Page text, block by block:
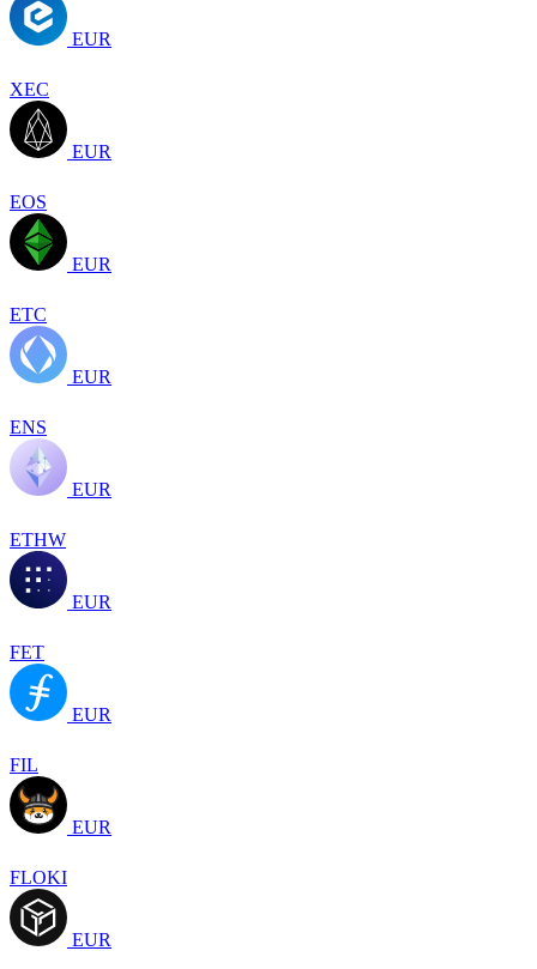
EUR
XEC
EUR
EOS
EUR
ETC
EUR
ENS
EUR
ETHW
EUR
FET
EUR
FIL
EUR
FLOKI
EUR